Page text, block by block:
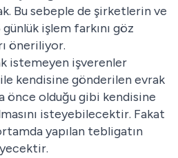
Bu sebeple de şirketlerin ve
işlem farkını göz
öneriliyor.
istemeyen işverenler
ile kendisine gönderilen evrak
önce olduğu gibi kendisine
isteyebilecektir. Fakat
yapılan tebligatın